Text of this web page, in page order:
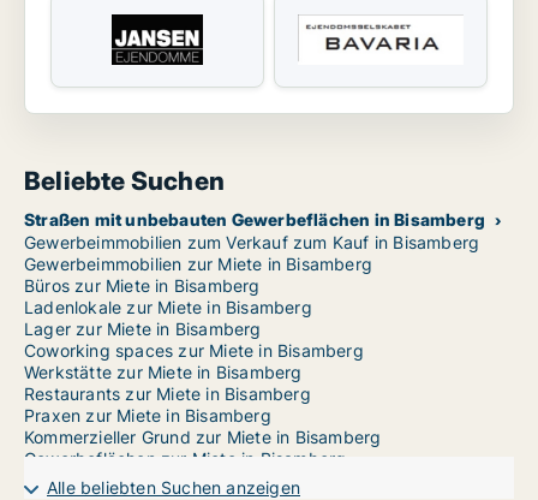
Beliebte Suchen
Straßen mit unbebauten Gewerbeflächen in Bisamberg
Gewerbeimmobilien zum Verkauf zum Kauf in Bisamberg
Gewerbeimmobilien zur Miete in Bisamberg
Büros zur Miete in Bisamberg
Ladenlokale zur Miete in Bisamberg
Lager zur Miete in Bisamberg
Coworking spaces zur Miete in Bisamberg
Werkstätte zur Miete in Bisamberg
Restaurants zur Miete in Bisamberg
Praxen zur Miete in Bisamberg
Kommerzieller Grund zur Miete in Bisamberg
Gewerbeflächen zur Miete in Bisamberg
Garages zur Miete in Bisamberg
Alle beliebten Suchen anzeigen